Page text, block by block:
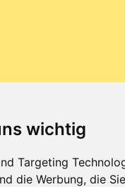
wichtig
Targeting
die Werbung, die
failed: returning